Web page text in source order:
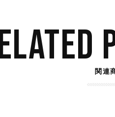
関連